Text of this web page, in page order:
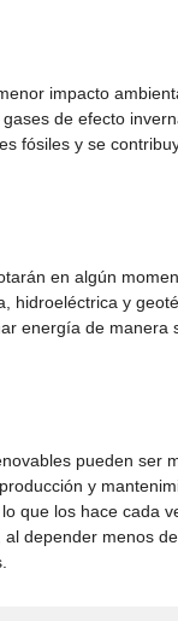
impacto
de efecto
fósiles y se
en algún
hidroeléctrica y
energía de manera
pueden ser
y
que los hace cada
depender menos